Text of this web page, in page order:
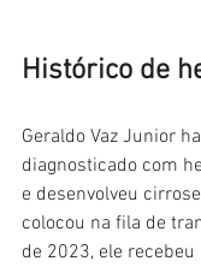
Histórico de
Geraldo Vaz Junior
diagnosticado com
e desenvolveu
colocou na fila de
de 2023, ele